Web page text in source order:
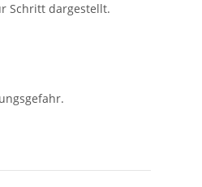
Schritt dargestellt.